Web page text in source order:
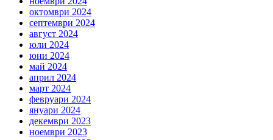
октомври 2024
септември 2024
август 2024
юли 2024
юни 2024
май 2024
април 2024
март 2024
февруари 2024
януари 2024
декември 2023
ноември 2023